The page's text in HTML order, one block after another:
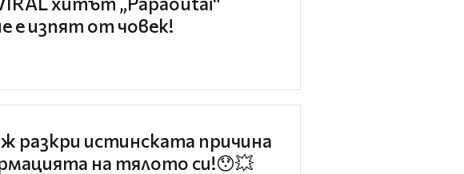
е изпят от човек!
разкри истинската причина
на тялото си!😯💥